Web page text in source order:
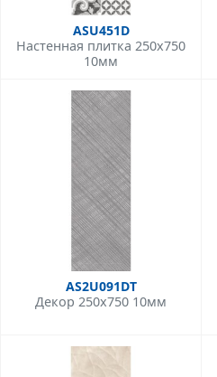
ASU451D
Настенная плитка 250x750
10мм
AS2U091DT
Декор 250x750 10мм